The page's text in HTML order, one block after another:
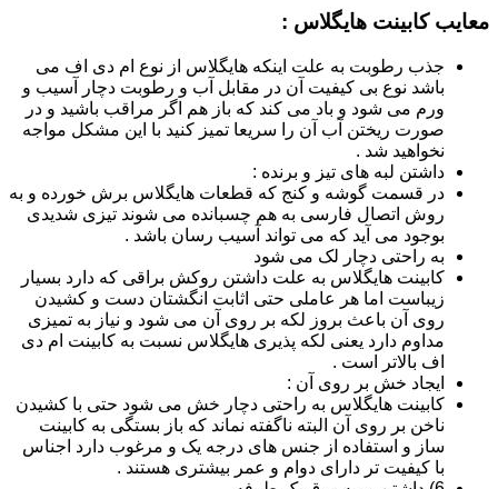
معایب کابینت هایگلاس :
جذب رطوبت به علت اینکه هایگلاس از نوع ام دی اف می
باشد نوع بی کیفیت آن در مقابل آب و رطوبت دچار آسیب و
ورم می شود و باد می کند که باز هم اگر مراقب باشید و در
صورت ریختن آب آن را سریعا تمیز کنید با این مشکل مواجه
نخواهید شد .
داشتن لبه های تیز و برنده :
در قسمت گوشه و کنج که قطعات هایگلاس برش خورده و به
روش اتصال فارسی به هم چسبانده می شوند تیزی شدیدی
بوجود می آید که می تواند آسیب رسان باشد .
به راحتی دچار لک می شود
کابینت هایگلاس به علت داشتن روکش براقی که دارد بسیار
زیباست اما هر عاملی حتی اثابت انگشتان دست و کشیدن
روی آن باعث بروز لکه بر روی آن می شود و نیاز به تمیزی
مداوم دارد یعنی لکه پذیری هایگلاس نسبت به کابینت ام دی
اف بالاتر است .
ایجاد خش بر روی آن :
کابینت هایگلاس به راحتی دچار خش می شود حتی با کشیدن
ناخن بر روی آن البته ناگفته نماند که باز بستگی به کابینت
ساز و استفاده از جنس های درجه یک و مرغوب دارد اجناس
با کیفیت تر دارای دوام و عمر بیشتری هستند .